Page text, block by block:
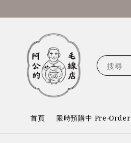
搜尋
首頁 限時預購中 Pre-Order